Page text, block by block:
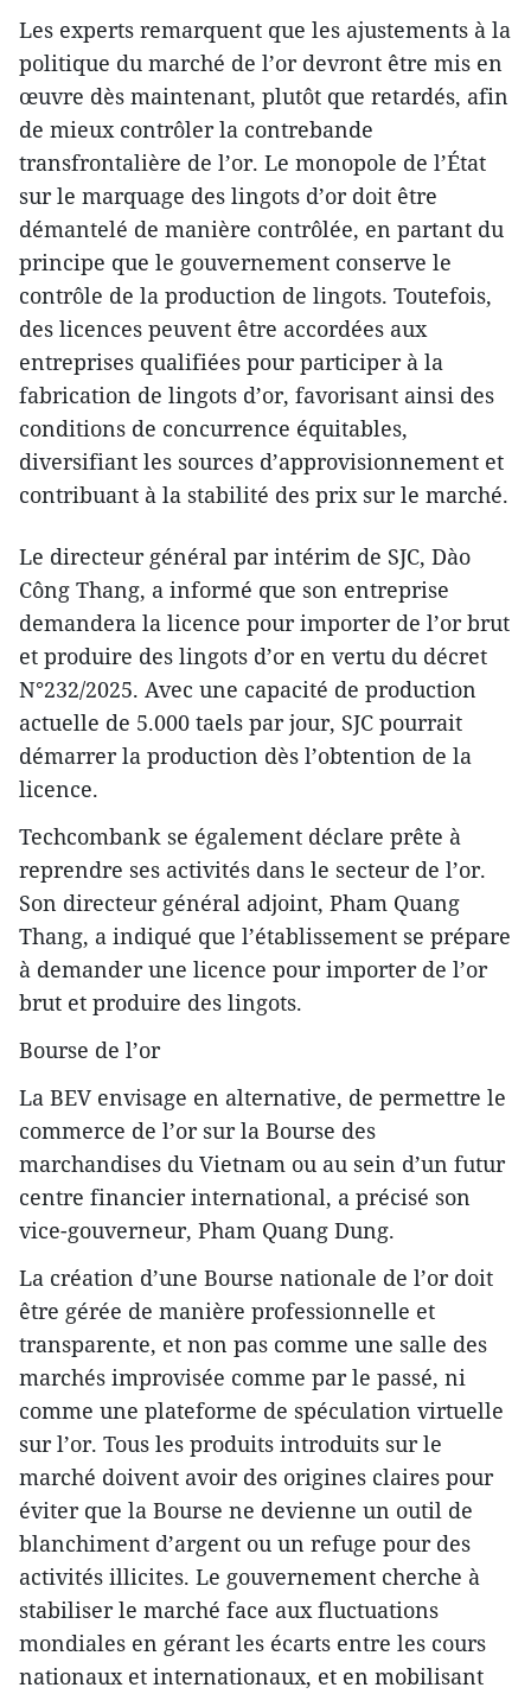
Les experts remarquent que les ajustements à la
politique du marché de l’or devront être mis en
œuvre dès maintenant, plutôt que retardés, afin
de mieux contrôler la contrebande
transfrontalière de l’or. Le monopole de l’État
sur le marquage des lingots d’or doit être
démantelé de manière contrôlée, en partant du
principe que le gouvernement conserve le
contrôle de la production de lingots. Toutefois,
des licences peuvent être accordées aux
entreprises qualifiées pour participer à la
fabrication de lingots d’or, favorisant ainsi des
conditions de concurrence équitables,
diversifiant les sources d’approvisionnement et
contribuant à la stabilité des prix sur le marché.
Le directeur général par intérim de SJC, Dào
Công Thang, a informé que son entreprise
demandera la licence pour importer de l’or brut
et produire des lingots d’or en vertu du décret
N°232/2025. Avec une capacité de production
actuelle de 5.000 taels par jour, SJC pourrait
démarrer la production dès l’obtention de la
licence.
Techcombank se également déclare prête à
reprendre ses activités dans le secteur de l’or.
Son directeur général adjoint, Pham Quang
Thang, a indiqué que l’établissement se prépare
à demander une licence pour importer de l’or
brut et produire des lingots.
Bourse de l’or
La BEV envisage en alternative, de permettre le
commerce de l’or sur la Bourse des
marchandises du Vietnam ou au sein d’un futur
centre financier international, a précisé son
vice-gouverneur, Pham Quang Dung.
La création d’une Bourse nationale de l’or doit
être gérée de manière professionnelle et
transparente, et non pas comme une salle des
marchés improvisée comme par le passé, ni
comme une plateforme de spéculation virtuelle
sur l’or. Tous les produits introduits sur le
marché doivent avoir des origines claires pour
éviter que la Bourse ne devienne un outil de
blanchiment d’argent ou un refuge pour des
activités illicites. Le gouvernement cherche à
stabiliser le marché face aux fluctuations
mondiales en gérant les écarts entre les cours
nationaux et internationaux, et en mobilisant